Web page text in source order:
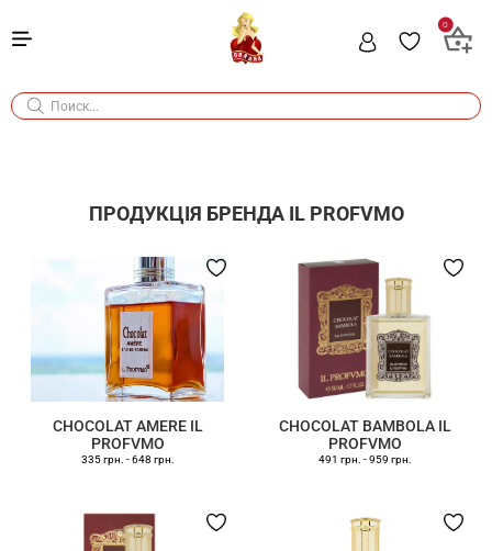
0
ПРОДУКЦІЯ БРЕНДА IL PROFVMO
CHOCOLAT AMERE IL
PROFVMO
335 грн. -648 грн.
CHOCOLAT BAMBOLA IL
PROFVMO
491 грн. -959 грн.